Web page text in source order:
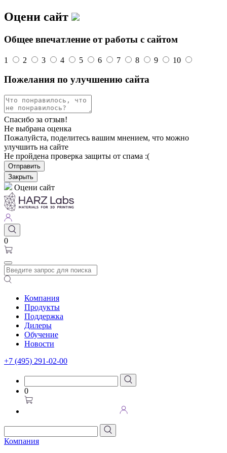
Оцени сайт
Общее впечатление от работы с сайтом
1 2 3 4 5 6 7 8 9 10
Пожелания по улучшению сайта
Спасибо за отзыв!
Не выбрана оценка
Пожалуйста, поделитесь вашим мнением, что можно
улучшить на сайте
Не пройдена проверка защиты от спама :(
Отправить
Закрыть
Оцени сайт
0
Компания
Продукты
Поддержка
Дилеры
Обучение
Новости
+7 (495) 291-02-00
0
Компания